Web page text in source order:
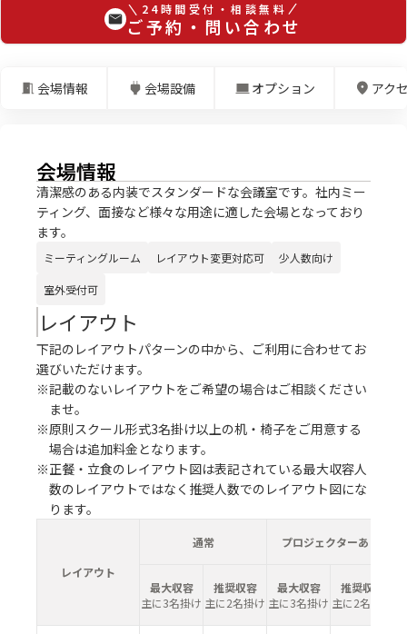
24時間受付・相談無料
ご予約・問い合わせ
会場情報 会場設備 オプション アク
会場情報
清潔感のある内装でスタンダードな会議室です。社内ミー
ティング、面接など様々な用途に適した会場となっており
ます。
ミーティングルーム レイアウト変更対応可 少人数向け
室外受付可
レイアウト
下記のレイアウトパターンの中から、ご利用に合わせてお
選びいただけます。
※記載のないレイアウトをご希望の場合はご相談ください
ませ。
※原則スクール形式3名掛け以上の机・椅子をご用意する
場合は追加料金となります。
※正餐・立食のレイアウト図は表記されている最大収容人
数のレイアウトではなく推奨人数でのレイアウト図にな
ります。
レイアウト
通常 プロジェクターあり
最大収容
主に3名掛け
推奨収容
主に2名掛け
最大収容
主に3名掛け
推奨収容
主に2名掛け